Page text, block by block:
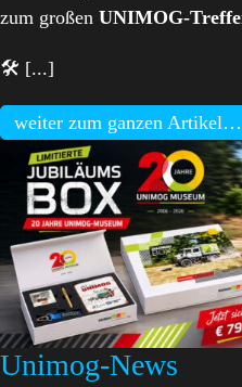
zum großen UNIMOG-
🛠️ [...]
weiter zum ganzen Artikel…
Unimog-News